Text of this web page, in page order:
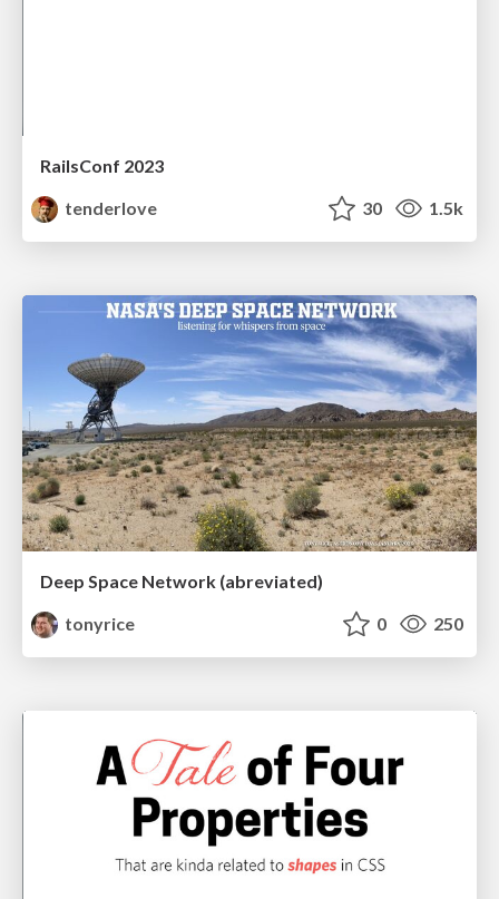
RailsConf 2023
tenderlove
30 1.5k
Deep Space Network (abreviated)
tonyrice
0 250